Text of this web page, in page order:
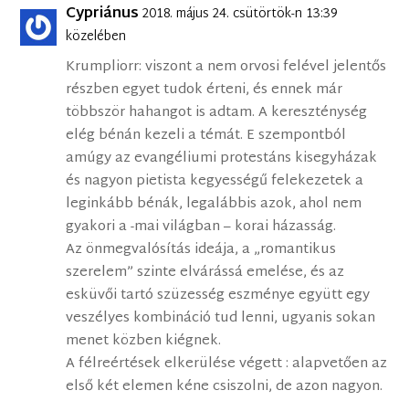
Cypriánus 2018. május 24. csütörtök-n 13:39
közelében
Krumpliorr: viszont a nem orvosi felével jelentős
részben egyet tudok érteni, és ennek már
többször hahangot is adtam. A kereszténység
elég bénán kezeli a témát. E szempontból
amúgy az evangéliumi protestáns kisegyházak
és nagyon pietista kegyességű felekezetek a
leginkább bénák, legalábbis azok, ahol nem
gyakori a -mai világban – korai házasság.
Az önmegvalósítás ideája, a „romantikus
szerelem” szinte elvárássá emelése, és az
esküvői tartó szüzesség eszménye együtt egy
veszélyes kombináció tud lenni, ugyanis sokan
menet közben kiégnek.
A félreértések elkerülése végett : alapvetően az
első két elemen kéne csiszolni, de azon nagyon.